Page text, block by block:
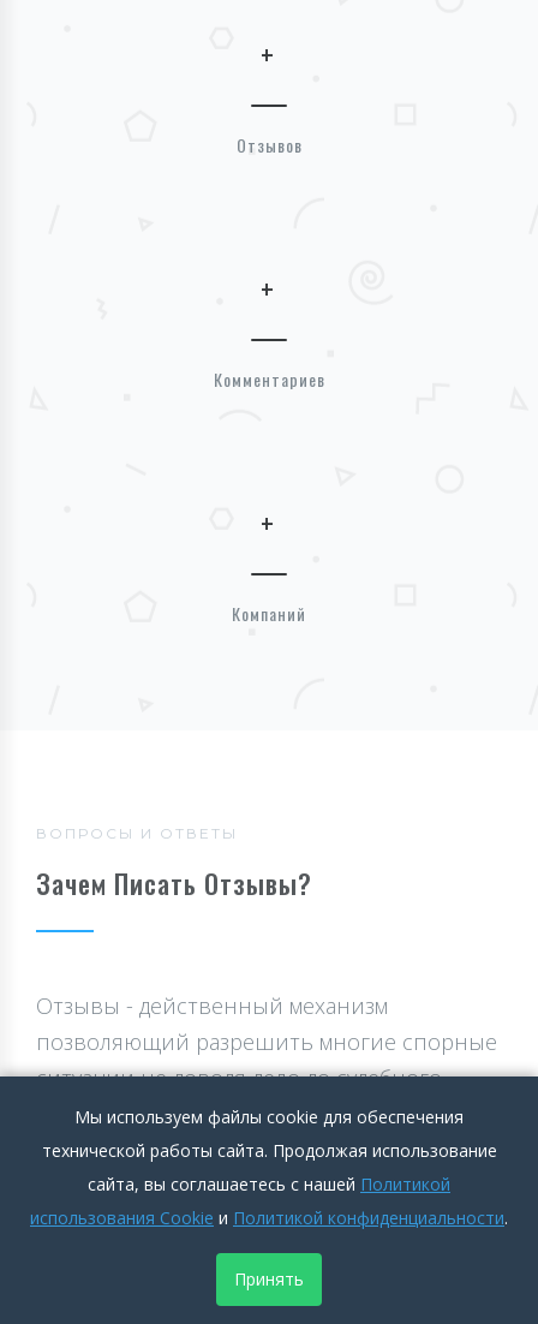
+
Отзывов
+
Комментариев
+
Компаний
ВОПРОСЫ И ОТВЕТЫ
Зачем Писать Отзывы?
Отзывы - действенный механизм
позволяющий разрешить многие спорные
ситуации не доводя дело до судебного
разбирательства. Частное лицо или
компания о которой Вы оставляете отзыв
в большинстве случаев предпочитают
урегулировать проблему не откладывая
вопрос на долгое время, ведь репутация в
современном мире стоит очень дорого.
Мы используем файлы cookie для обеспечения
технической работы сайта. Продолжая использование
сайта, вы соглашаетесь с нашей Политикой
использования Cookie и Политикой конфиденциальности.
Принять